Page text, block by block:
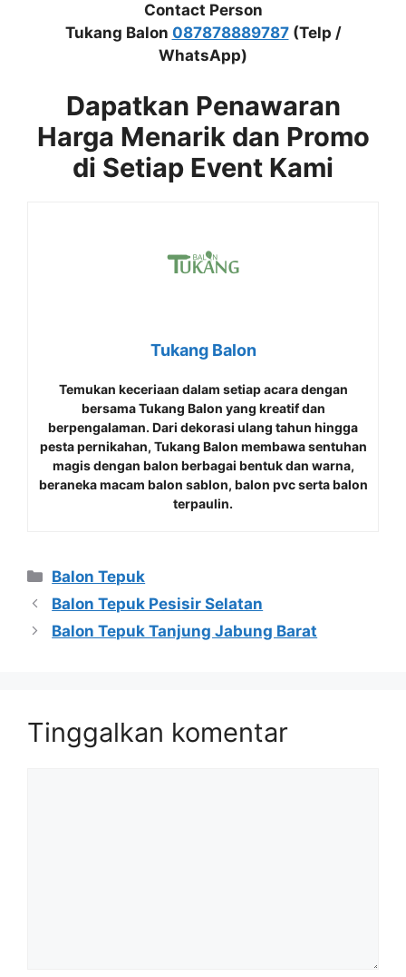
Contact Person
Tukang Balon 087878889787(Telp /
WhatsApp)
Dapatkan Penawaran
Harga Menarik dan Promo
di Setiap Event Kami
Tukang Balon
Temukan keceriaan dalam setiap acara dengan
bersamaTukang Balon yang kreatif dan
berpengalaman. Dari dekorasi ulang tahun hingga
pesta pernikahan, Tukang Balon membawa sentuhan
magis dengan balon berbagai bentuk dan warna,
beraneka macam balon sablon, balon pvc serta balon
terpaulin.
Kategori
Balon Tepuk
Balon Tepuk Pesisir Selatan
Balon Tepuk Tanjung Jabung Barat
Tinggalkan komentar